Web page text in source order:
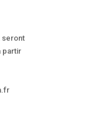
seront
partir